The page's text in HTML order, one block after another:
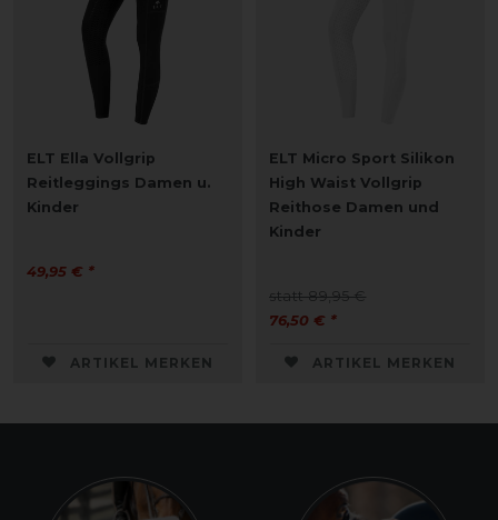
ELT Ella Vollgrip
Reitleggings Damen u.
Kinder
49,95 € *
ARTIKEL MERKEN
ELT Micro Sport Silikon
High Waist Vollgrip
Reithose Damen und
Kinder
statt 89,95 €
76,50 € *
ARTIKEL MERKEN